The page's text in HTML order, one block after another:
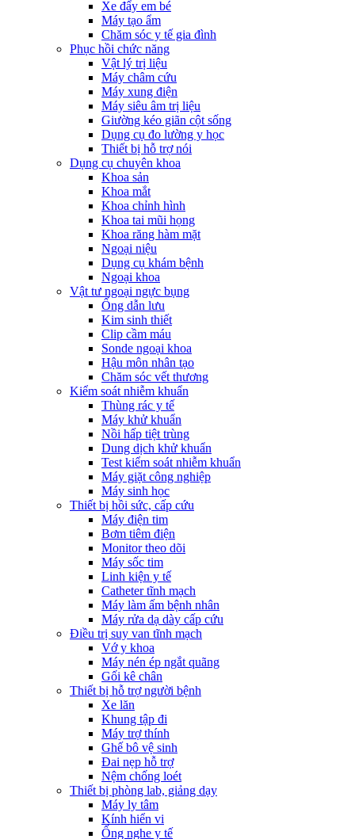
Xe đẩy em bé
Máy tạo ẩm
Chăm sóc y tế gia đình
Phục hồi chức năng
Vật lý trị liệu
Máy châm cứu
Máy xung điện
Máy siêu âm trị liệu
Giường kéo giãn cột sống
Dụng cụ đo lường y học
Thiết bị hỗ trợ nói
Dụng cụ chuyên khoa
Khoa sản
Khoa mắt
Khoa chỉnh hình
Khoa tai mũi họng
Khoa răng hàm mặt
Ngoại niệu
Dụng cụ khám bệnh
Ngoại khoa
Vật tư ngoại ngực bụng
Ống dẫn lưu
Kim sinh thiết
Clip cầm máu
Sonde ngoại khoa
Hậu môn nhân tạo
Chăm sóc vết thương
Kiểm soát nhiễm khuẩn
Thùng rác y tế
Máy khử khuẩn
Nồi hấp tiệt trùng
Dung dịch khử khuẩn
Test kiểm soát nhiễm khuẩn
Máy giặt công nghiệp
Máy sinh học
Thiết bị hồi sức, cấp cứu
Máy điện tim
Bơm tiêm điện
Monitor theo dõi
Máy sốc tim
Linh kiện y tế
Catheter tĩnh mạch
Máy làm ấm bệnh nhân
Máy rửa dạ dày cấp cứu
Điều trị suy van tĩnh mạch
Vớ y khoa
Máy nén ép ngắt quãng
Gối kê chân
Thiết bị hỗ trợ người bệnh
Xe lăn
Khung tập đi
Máy trợ thính
Ghế bô vệ sinh
Đai nẹp hỗ trợ
Nệm chống loét
Thiết bị phòng lab, giảng dạy
Máy ly tâm
Kính hiển vi
Ống nghe y tế